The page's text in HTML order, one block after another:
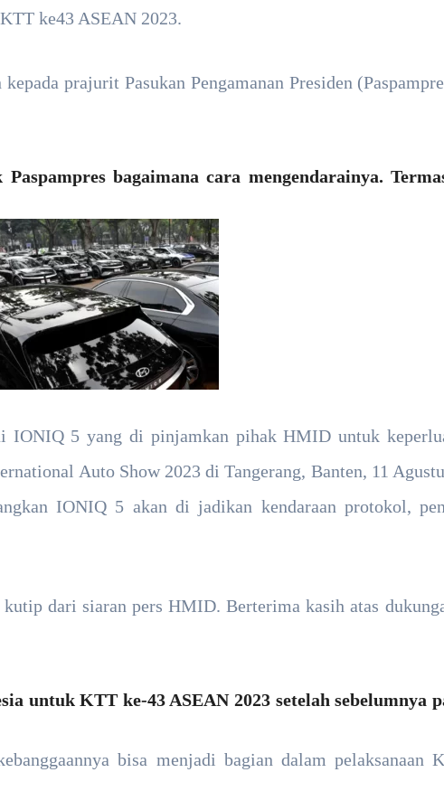
ke43 ASEAN 2023.
prajurit Pasukan Pengamanan Presiden
bagaimana cara mengendarainya.
IONIQ 5 yang di pinjamkan pihak HMID untuk
Auto Show 2023 di Tangerang, Banten, 11
IONIQ 5 akan di jadikan kendaraan protokol,
dari siaran pers HMID. Berterima kasih atas
untuk KTT ke-43 ASEAN 2023 setelah sebelumnya
bisa menjadi bagian dalam pelaksanaan